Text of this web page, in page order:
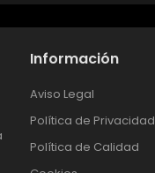
Información
Aviso Legal
Política de Privacidad
Política de Calidad